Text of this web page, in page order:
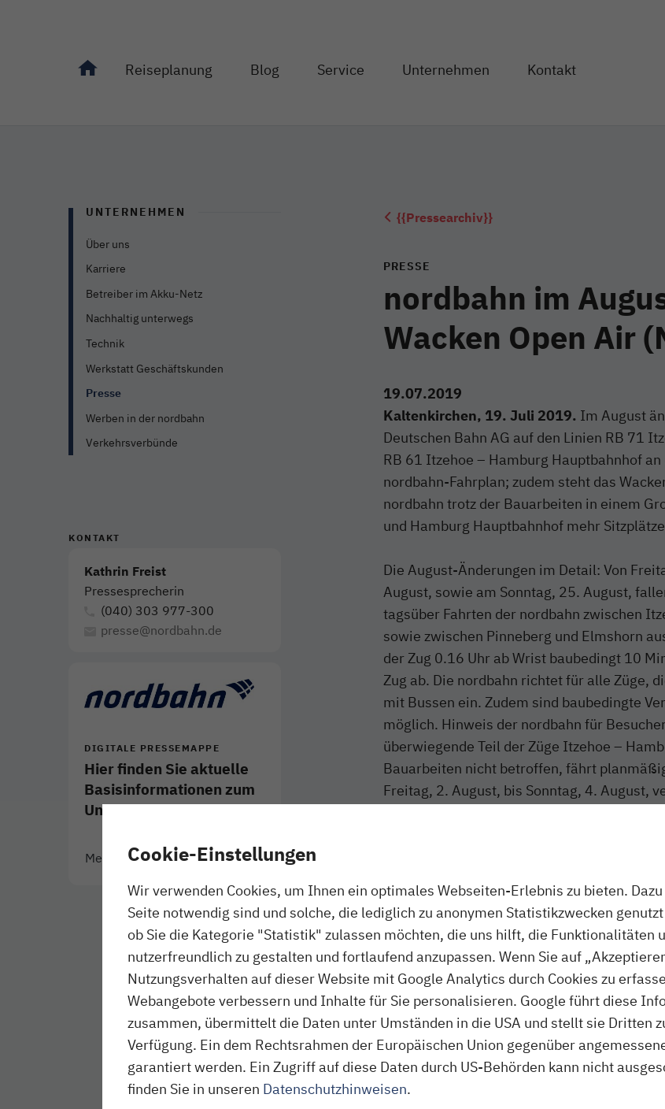
Reiseplanung Blog Service Unternehmen Kontakt
{{Pressearchiv}}
PRESSE
nordbahn im
Wacken Open Air
19.07.2019
Kaltenkirchen, 19. Juli 2019. Im August
Deutschen Bahn AG auf den Linien RB 71
RB 61 Itzehoe – Hamburg Hauptbahnhof
nordbahn-Fahrplan; zudem steht das
nordbahn trotz der Bauarbeiten in einem
und Hamburg Hauptbahnhof mehr
Die August-Änderungen im Detail: Von
August, sowie am Sonntag, 25. August,
tagsüber Fahrten der nordbahn zwischen
sowie zwischen Pinneberg und Elmshorn
der Zug 0.16 Uhr ab Wrist baubedingt 10
Zug ab. Die nordbahn richtet für alle Züge,
mit Bussen ein. Zudem sind baubedingte
möglich. Hinweis der nordbahn für
überwiegende Teil der Züge Itzehoe –
Bauarbeiten nicht betroffen, fährt
Freitag, 2. August, bis Sonntag, 4. August,
5.10 Uhr den Hamburger Hauptbahnhof.
weiterführende Züge Richtung Süden.
Die nordbahn bittet ihre Fahrgäste, sich
Änderungen zu informieren. Fahrräder
Ersatzverkehrs nicht mitgenommen
mobilitätseingeschränkte Reisende: Die
Die Haltestellen der Busse sind im
allen Fahrplanänderungen erhalten die
vorab auf der Homepage www.nordbahn.de
UNTERNEHMEN
Über uns
Karriere
Betreiber im Akku-Netz
Nachhaltig unterwegs
Technik
Werkstatt Geschäftskunden
Presse
Werben in der nordbahn
Verkehrsverbünde
KONTAKT
Kathrin Freist
Pressesprecherin
(040) 303 977-300
presse@nordbahn.de
DIGITALE PRESSEMAPPE
Hier finden Sie aktuelle
Basisinformationen zum
Unternehmen.
Mehr - Download als PDF
Link öffnet in neuem Fenster
Cookie-Einstellungen
Wir verwenden Cookies, um Ihnen ein optimales Webseiten-Erlebnis zu bieten.
Seite notwendig sind und solche, die lediglich zu anonymen Statistikzwecken
ob Sie die Kategorie "Statistik" zulassen möchten, die uns hilft, die Funktionalitäten
nutzerfreundlich zu gestalten und fortlaufend anzupassen. Wenn Sie auf
Nutzungsverhalten auf dieser Website mit Google Analytics durch Cookies zu
Webangebote verbessern und Inhalte für Sie personalisieren. Google führt diese
zusammen, übermittelt die Daten unter Umständen in die USA und stellt sie Dritten
Verfügung. Ein dem Rechtsrahmen der Europäischen Union gegenüber
garantiert werden. Ein Zugriff auf diese Daten durch US-Behörden kann nicht
finden Sie in unseren Datenschutzhinweisen.